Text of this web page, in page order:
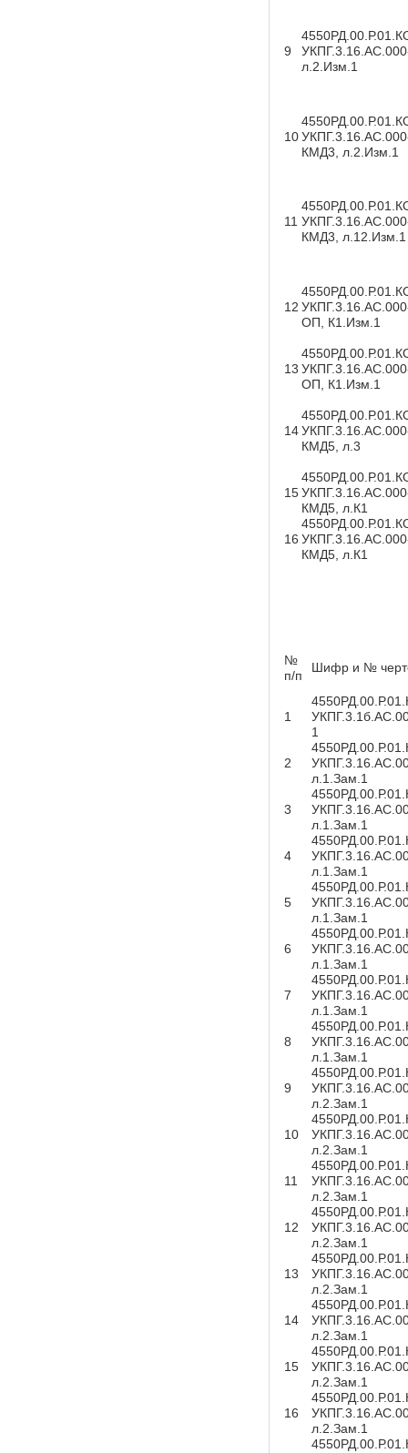
9
л.2.Изм.1
10
КМД3, л.2.Изм.1
11
КМД3, л.12.Изм.1
12
ОП, К1.Изм.1
13
ОП, К1.Изм.1
14
КМД5, л.3
15
КМД5, л.К1
16
КМД5, л.К1
№
п/п
Шифр и №
1
1
2
л.1.Зам.1
3
л.1.Зам.1
4
л.1.Зам.1
5
л.1.Зам.1
6
л.1.Зам.1
7
л.1.Зам.1
8
л.1.Зам.1
9
л.2.Зам.1
10
л.2.Зам.1
11
л.2.Зам.1
12
л.2.Зам.1
13
л.2.Зам.1
14
л.2.Зам.1
15
л.2.Зам.1
16
л.2.Зам.1